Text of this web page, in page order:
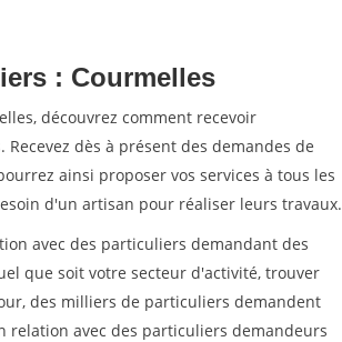
: Courmelles
découvrez comment recevoir
dès à présent des demandes de
ainsi proposer vos services à tous les
d'un artisan pour réaliser leurs travaux.
avec des particuliers demandant des
que soit votre secteur d'activité, trouver
des milliers de particuliers demandent
relation avec des particuliers demandeurs